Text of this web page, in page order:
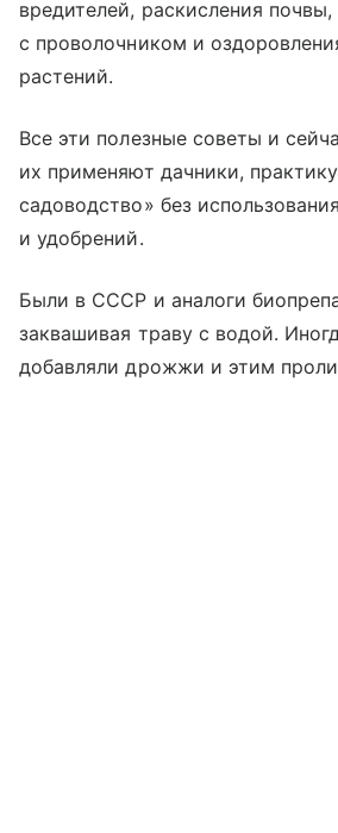
вредителей, раскисления
с проволочником и
растений.
Все эти полезные советы и
их применяют дачники,
садоводство» без
и удобрений.
Были в СССР и аналоги
заквашивая траву с водой.
добавляли дрожжи и этим